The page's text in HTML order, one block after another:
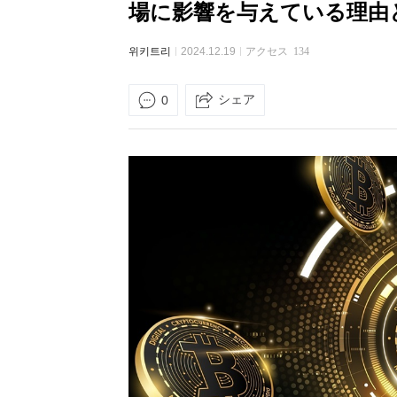
場に影響を与えている理由
위키트리 2024.12.19 アクセス 134
0 シェア